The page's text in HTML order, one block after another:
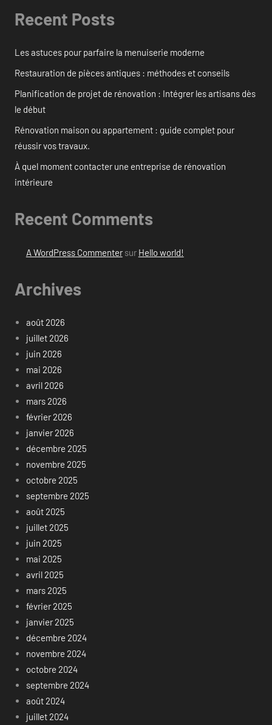
Recent Posts
Les astuces pour parfaire la menuiserie moderne
Restauration de pièces antiques : méthodes et conseils
Planification de projet de rénovation : Intégrer les artisans dès
le début
Rénovation maison ou appartement : guide complet pour
réussir vos travaux.
À quel moment contacter une entreprise de rénovation
intérieure
Recent Comments
A WordPress Commentersur Hello world!
Archives
août 2026
juillet 2026
juin 2026
mai 2026
avril 2026
mars 2026
février 2026
janvier 2026
décembre 2025
novembre 2025
octobre 2025
septembre 2025
août 2025
juillet 2025
juin 2025
mai 2025
avril 2025
mars 2025
février 2025
janvier 2025
décembre 2024
novembre 2024
octobre 2024
septembre 2024
août 2024
juillet 2024